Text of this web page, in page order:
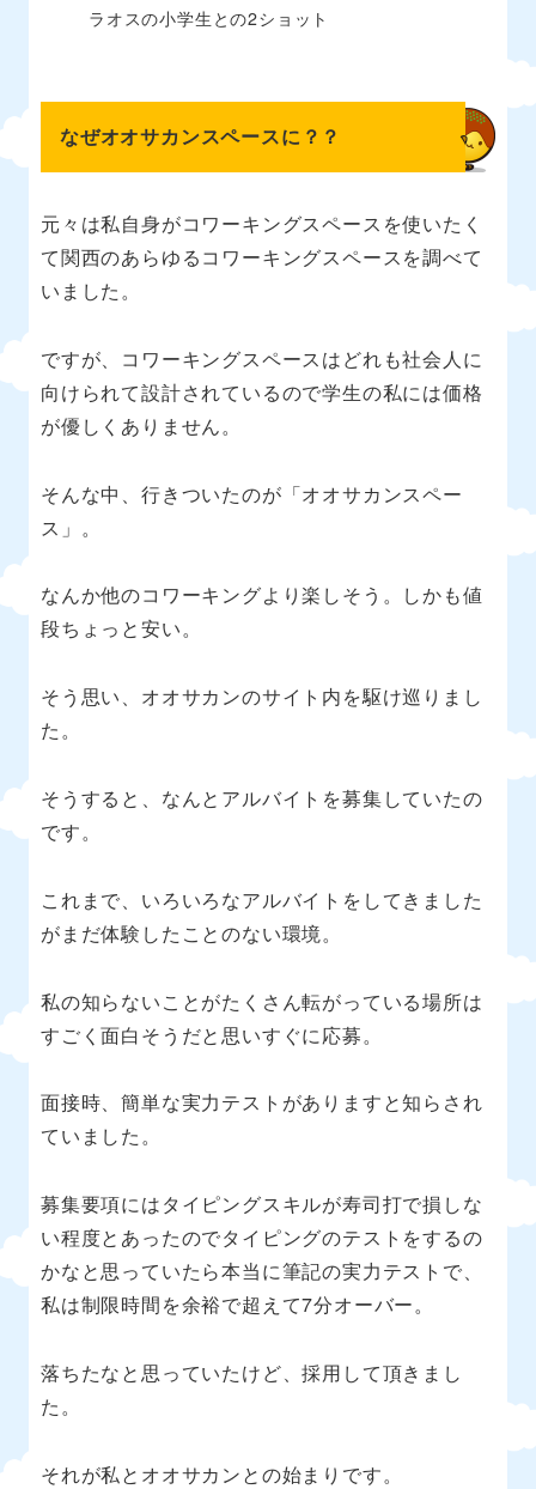
ラオスの小学生との2ショット
なぜオオサカンスペースに？？
元々は私自身がコワーキングスペースを使いたく
て関西のあらゆるコワーキングスペースを調べて
いました。
ですが、コワーキングスペースはどれも社会人に
向けられて設計されているので学生の私には価格
が優しくありません。
そんな中、行きついたのが「オオサカンスペー
ス」。
なんか他のコワーキングより楽しそう。しかも値
段ちょっと安い。
そう思い、オオサカンのサイト内を駆け巡りまし
た。
そうすると、なんとアルバイトを募集していたの
です。
これまで、いろいろなアルバイトをしてきました
がまだ体験したことのない環境。
私の知らないことがたくさん転がっている場所は
すごく面白そうだと思いすぐに応募。
面接時、簡単な実力テストがありますと知らされ
ていました。
募集要項にはタイピングスキルが寿司打で損しな
い程度とあったのでタイピングのテストをするの
かなと思っていたら本当に筆記の実力テストで、
私は制限時間を余裕で超えて7分オーバー。
落ちたなと思っていたけど、採用して頂きまし
た。
それが私とオオサカンとの始まりです。